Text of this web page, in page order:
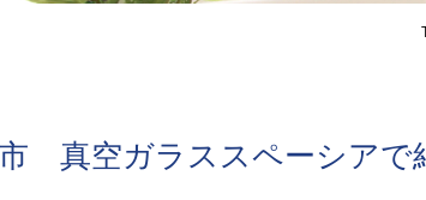
真空ガラススペーシアで